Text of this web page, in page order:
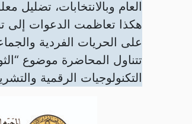
العام وبالانتخابات، تضليل
هكذا تعاظمت الدعوات إلى
على الحريات الفردية
تتناول المحاضرة موضوع
التكنولوجيات الرقمية